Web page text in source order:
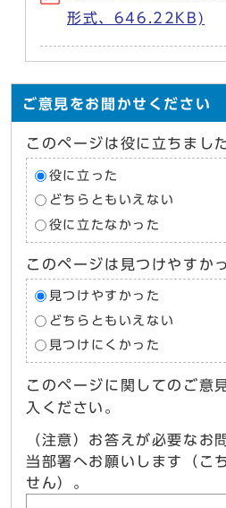
形式、646.22KB)
ご意見をお聞かせください
このページは役に立ちまし
役に立った
どちらともいえない
役に立たなかった
このページは見つけやすか
見つけやすかった
どちらともいえない
見つけにくかった
このページに関してのご意
入ください。
（注意）お答えが必要なお
当部署へお願いします（こ
せん）。